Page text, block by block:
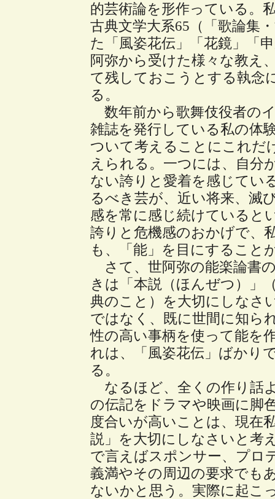
的芸術論を形作っている。
古典文学大系65（「歌論集
た「風姿花伝」「花鏡」「
阿弥から受けた様々な教え
て残しておこうとする執念
る。
数年前から歌舞伎役者の
雑誌を発行している私の体
ついて考えることにこれだ
えられる。一つには、自分
ない誇りと愛着を感じてい
るべき芸が、近い将来、滅
感を常に感じ続けていると
誇りと危機感のおかげで、
も、「能」を目にすること
さて、世阿弥の能楽論書
きは「本説（ほんぜつ）」
典のこと）を大切にしなさ
ではなく、既に世間に知ら
性の高い事柄を使って能を
れは、「風姿花伝」ばかり
る。
なるほど、全くの作り話
の伝記をドラマや映画に脚
度合いが高いことは、現在
説」を大切にしなさいと考
で言えばスポンサー、プロ
義満やその周辺の要求でも
ないかと思う。実際に起こ